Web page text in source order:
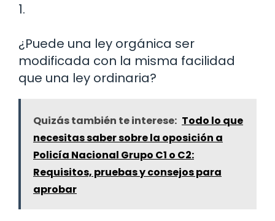
1.
¿Puede una ley orgánica ser
modificada con la misma facilidad
que una ley ordinaria?
Quizás también te interese: Todo lo que
necesitas saber sobre la oposición a
Policía Nacional Grupo C1 o C2:
Requisitos, pruebas y consejos para
aprobar